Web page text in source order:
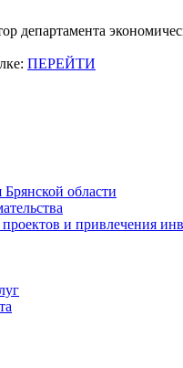
департамента
ПЕРЕЙТИ
Брянской области
и привлечения